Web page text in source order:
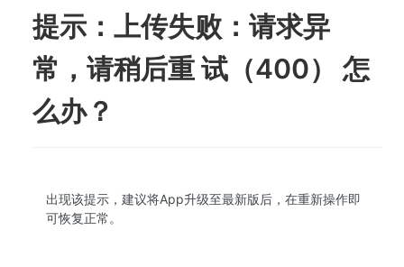
提示：上传失败：请求异
常，请稍后重 试（400） 怎
么办？
出现该提示，建议将App升级至最新版后，在重新操作即
可恢复正常。